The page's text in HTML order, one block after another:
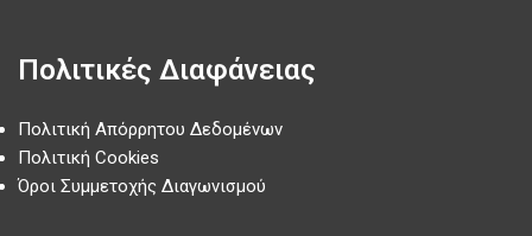
Πολιτικές Διαφάνειας
Πολιτική Απόρρητου Δεδομένων
Πολιτική Cookies
Όροι Συμμετοχής Διαγωνισμού